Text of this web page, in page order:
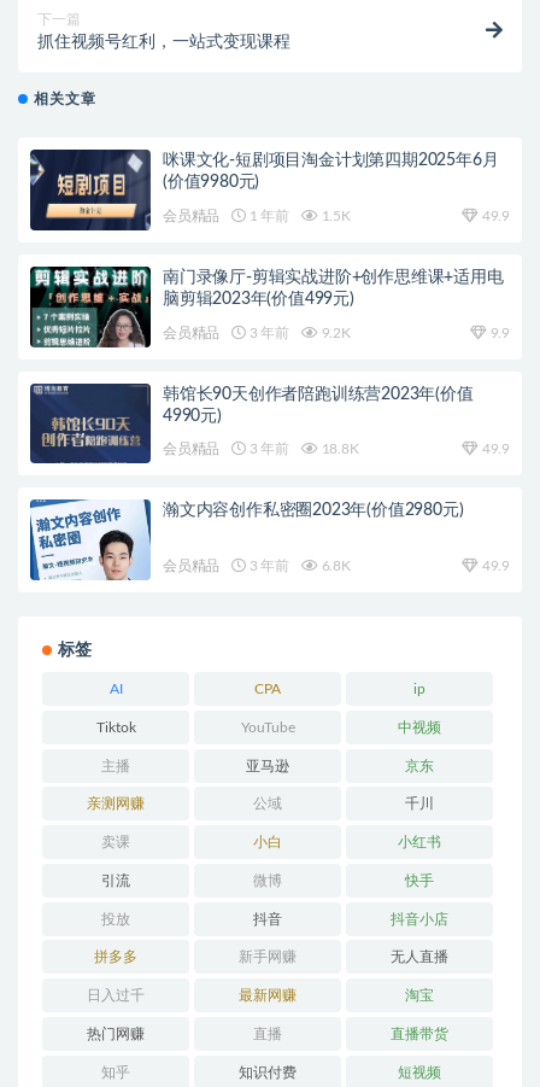
下一篇
抓住视频号红利，一站式变现课程
相关文章
咪课文化-短剧项目淘金计划第四期2025年6月
(价值9980元)
会员精品 1 年前 1.5K 49.9
南门录像厅-剪辑实战进阶+创作思维课+适用电
脑剪辑2023年(价值499元)
会员精品 3 年前 9.2K 9.9
韩馆长90天创作者陪跑训练营2023年(价值
4990元)
会员精品 3 年前 18.8K 49.9
瀚文内容创作私密圈2023年(价值2980元)
会员精品 3 年前 6.8K 49.9
标签
AI CPA ip
Tiktok YouTube 中视频
主播 亚马逊 京东
亲测网赚 公域 千川
卖课 小白 小红书
引流 微博 快手
投放 抖音 抖音小店
拼多多 新手网赚 无人直播
日入过千 最新网赚 淘宝
热门网赚 直播 直播带货
知乎 知识付费 短视频